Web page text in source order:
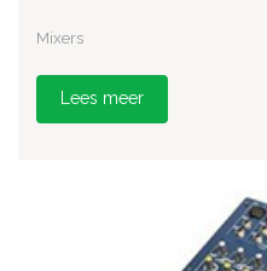
Mixers
Lees meer